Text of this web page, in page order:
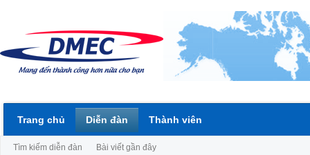
Trang chủ Diễn đàn
Tìm kiếm diễn đàn Bài viết gần đây
Thành viên